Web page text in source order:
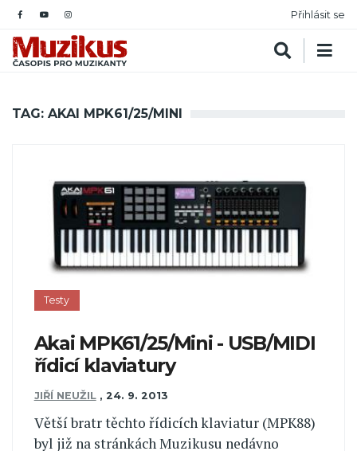
Přihlásit se
TAG: AKAI MPK61/25/MINI
Testy
Akai MPK61/25/Mini - USB/MIDI
řídicí klaviatury
JIŘÍ NEUŽIL , 24. 9. 2013
Větší bratr těchto řídicích klaviatur (MPK88)
byl již na stránkách Muzikusu nedávno